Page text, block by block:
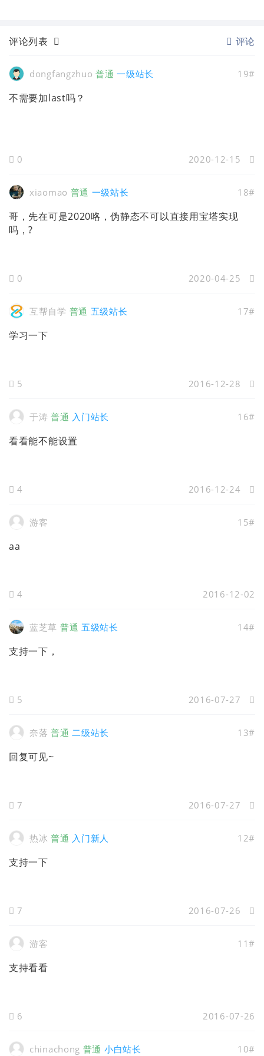
评论列表 评论
dongfangzhuo 普通 一级站长 19#
不需要加last吗？
0 2020-12-15
xiaomao 普通 一级站长 18#
哥，先在可是2020咯，伪静态不可以直接用宝塔实现
吗，?
0 2020-04-25
互帮自学 普通 五级站长 17#
学习一下
5 2016-12-28
于涛 普通 入门站长 16#
看看能不能设置
4 2016-12-24
游客 15#
aa
4 2016-12-02
蓝芝草 普通 五级站长 14#
支持一下，
5 2016-07-27
奈落 普通 二级站长 13#
回复可见~
7 2016-07-27
热冰 普通 入门新人 12#
支持一下
7 2016-07-26
游客 11#
支持看看
6 2016-07-26
chinachong 普通 小白站长 10#